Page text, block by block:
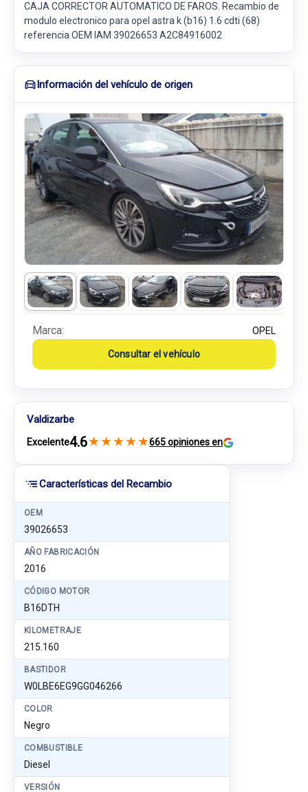
Características del Recambio
OEM
39026653
AÑO FABRICACIÓN
2016
CÓDIGO MOTOR
B16DTH
KILOMETRAJE
215.160
BASTIDOR
W0LBE6EG9GG046266
COLOR
Negro
COMBUSTIBLE
Diesel
VERSIÓN
CAJA CORRECTOR AUTOMATICO DE FAROS. Recambio de
modulo electronico para opel astra k (b16) 1.6 cdti (68)
referencia OEM IAM 39026653 A2C84916002
Información del vehículo de origen
Marca: OPEL
Consultar el vehículo
Valdizarbe
Excelente4.6★ ★ ★ ★ ★665 opiniones en